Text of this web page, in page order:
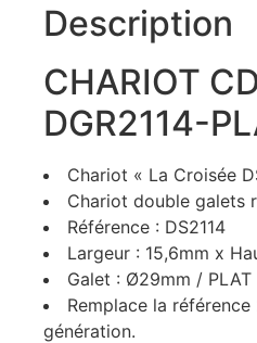
Description
CHARIOT
DGR2114-
Chariot « La Croisée
Chariot double galets
Référence : DS2114
Largeur : 15,6mm x
Galet : Ø29mm / PLAT
Remplace la référence
génération.